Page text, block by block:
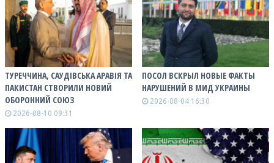
ТУРЕЧЧИНА, САУДІВСЬКА АРАВІЯ ТА
ПАКИСТАН СТВОРИЛИ НОВИЙ
ОБОРОННИЙ СОЮЗ
2026-08-10 09:31
ПОСОЛ ВСКРЫЛ НОВЫЕ ФАКТЫ
НАРУШЕНИЙ В МИД УКРАИНЫ
2026-08-04 16:30